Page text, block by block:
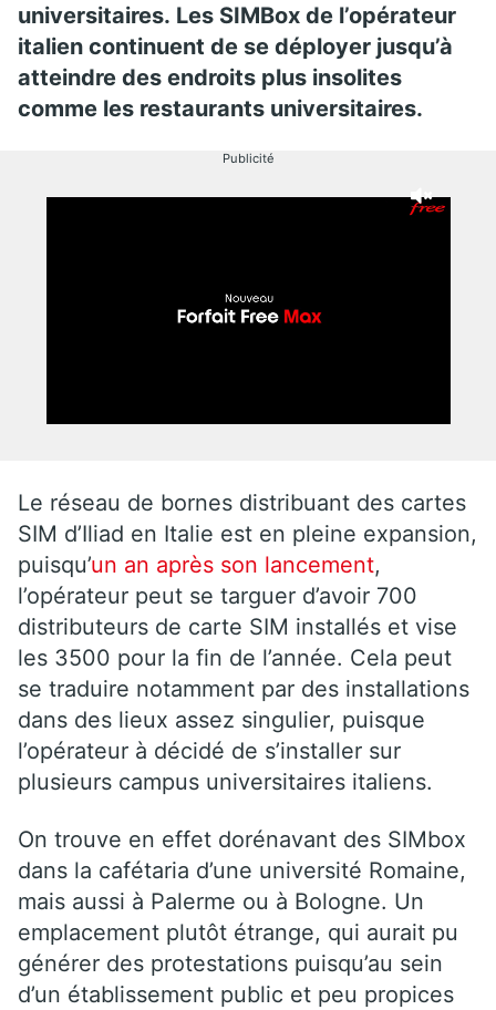
universitaires. Les SIMBox de l’opérateur
italien continuent de se déployer jusqu’à
atteindre des endroits plus insolites
comme les restaurants universitaires.
Publicité
Le réseau de bornes distribuant des cartes
SIM d’Iliad en Italie est en pleine expansion,
puisqu’un an après son lancement,
l’opérateur peut se targuer d’avoir 700
distributeurs de carte SIM installés et vise
les 3500 pour la fin de l’année. Cela peut
se traduire notamment par des installations
dans des lieux assez singulier, puisque
l’opérateur à décidé de s’installer sur
plusieurs campus universitaires italiens.
On trouve en effet dorénavant des SIMbox
dans la cafétaria d’une université Romaine,
mais aussi à Palerme ou à Bologne. Un
emplacement plutôt étrange, qui aurait pu
générer des protestations puisqu’au sein
d’un établissement public et peu propices